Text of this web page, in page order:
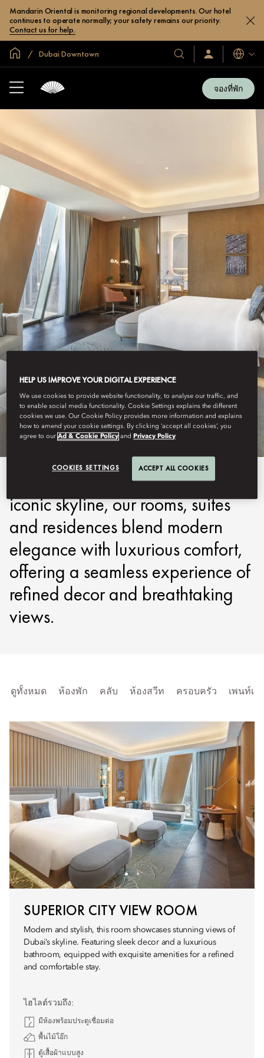
Mandarin Oriental is monitoring regional developments. Our hotel
continues to operate normally; your safety remains our priority.
Contact us for help.
หน้าหลักทั่วโลก
Dubai Downtown
โรงแรม
และ
ลงชื่อ
เข้า
/
สมัคร
เข้า
ภาษา
จองที่พัก
DUBAI, DOWNTOWN
STAY
Drawing inspiration from Dubai's
iconic skyline, our rooms, suites
and residences blend modern
elegance with luxurious comfort,
offering a seamless experience of
refined decor and breathtaking
views.
ดูทั้งหมด ห้องพัก คลับ ห้องสวีท ครอบครัว เพนท์เฮ
SUPERIOR CITY VIEW ROOM
Modern and stylish, this room showcases stunning views of
Dubai’s skyline. Featuring sleek decor and a luxurious
bathroom, equipped with exquisite amenities for a refined
and comfortable stay.
ไฮไลต์รวมถึง:
มีห้องพร้อมประตูเชื่อมต่อ
พื้นไม้โอ๊ก
ตู้เสื้อผ้าแบบสูง
HELP US IMPROVE YOUR DIGITAL EXPERIENCE
We use cookies to provide website functionality, to analyse our traffic, and
to enable social media functionality. Cookie Settings explains the different
cookies we use. Our Cookie Policy provides more information and explains
how to amend your cookie settings. By clicking ‘accept all cookies’, you
agree to ourAd & Cookie Policy and Privacy Policy
COOKIES SETTINGS ACCEPT ALL COOKIES